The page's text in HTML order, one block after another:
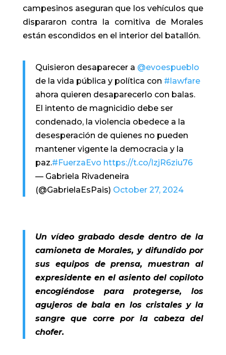
campesinos aseguran que los vehículos que
dispararon contra la comitiva de Morales
están escondidos en el interior del batallón.
Quisieron desaparecer a @evoespueblo
de la vida pública y política con #lawfare
ahora quieren desaparecerlo con balas.
El intento de magnicidio debe ser
condenado, la violencia obedece a la
desesperación de quienes no pueden
mantener vigente la democracia y la
paz.#FuerzaEvo https://t.co/lzjR6ziu76
— Gabriela Rivadeneira
(@GabrielaEsPais) October 27, 2024
Un vídeo grabado desde dentro de la
camioneta de Morales, y difundido por
sus equipos de prensa, muestran al
expresidente en el asiento del copiloto
encogiéndose para protegerse, los
agujeros de bala en los cristales y la
sangre que corre por la cabeza del
chofer.